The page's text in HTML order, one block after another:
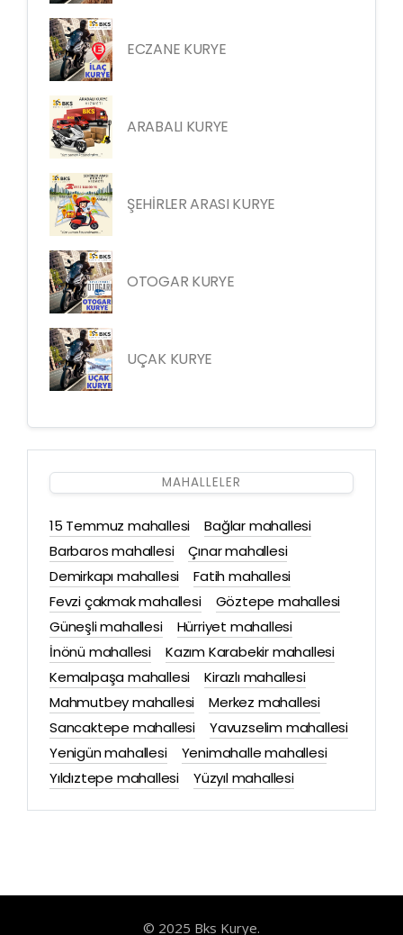
ECZANE KURYE
ARABALI KURYE
ŞEHİRLER ARASI KURYE
OTOGAR KURYE
UÇAK KURYE
MAHALLELER
15 Temmuz mahallesi
Bağlar mahallesi
Barbaros mahallesi
Çınar mahallesi
Demirkapı mahallesi
Fatih mahallesi
Fevzi çakmak mahallesi
Göztepe mahallesi
Güneşli mahallesi
Hürriyet mahallesi
İnönü mahallesi
Kazım Karabekir mahallesi
Kemalpaşa mahallesi
Kirazlı mahallesi
Mahmutbey mahallesi
Merkez mahallesi
Sancaktepe mahallesi
Yavuzselim mahallesi
Yenigün mahallesi
Yenimahalle mahallesi
Yıldıztepe mahallesi
Yüzyıl mahallesi
© 2025 Bks Kurye.